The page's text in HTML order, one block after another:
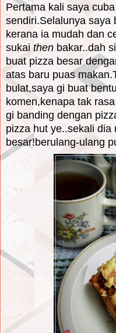
Pertama kali saya
sendiri.Selalunya saya
kerana ia mudah dan
sukai then bakar..dah
buat pizza besar
atas baru puas
bulat,saya gi buat
komen,kenapa tak
gi banding dengan
pizza hut ye..sekali dia
besar!berulang-ulang